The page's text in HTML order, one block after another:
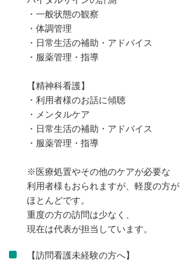
・一般状態の観察
・体調管理
・日常生活の補助・アドバイス
・服薬管理・指導
【精神科看護】
・利用者様のお話に傾聴
・メンタルケア
・日常生活の補助・アドバイス
・服薬管理・指導
※医療処置やその他のケアが必要な
利用者様もおられますが、軽度の方が
ほとんどです。
重度の方の訪問は少なく、
現在は代表が担当しています。
【訪問看護未経験の方へ】